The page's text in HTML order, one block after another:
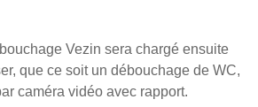
Vezin sera chargé ensuite
que ce soit un débouchage de WC,
caméra vidéo avec rapport.